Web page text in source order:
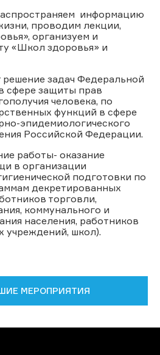
информацию
проводим лекции,
организуем и
«Школ здоровья» и
решение задач Федеральной
сфере защиты прав
человека, по
функций в сфере
эпидемиологического
Российской Федерации.
работы- оказание
в организации
подготовки по
декретированных
торговли,
коммунального и
населения, работников
учреждений, школ).
МЕРОПРИЯТИЯ